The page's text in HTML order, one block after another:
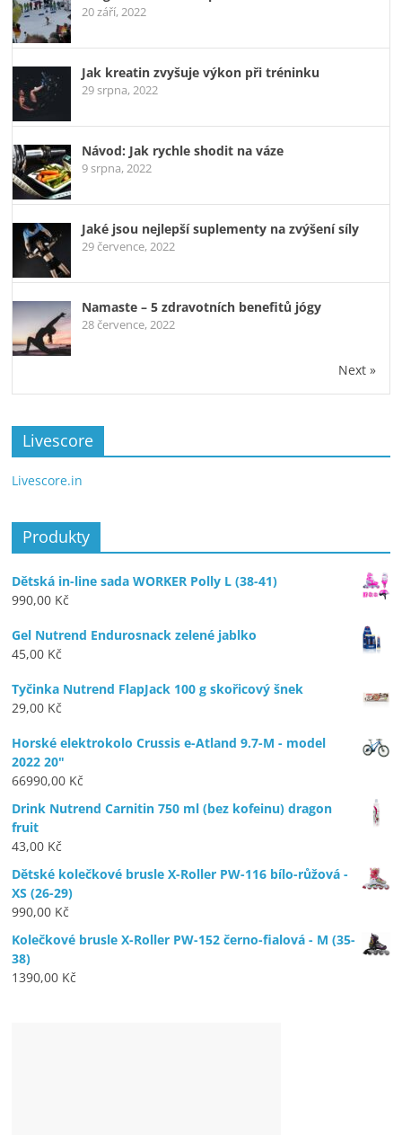
20 září, 2022
Jak kreatin zvyšuje výkon při tréninku
29 srpna, 2022
Návod: Jak rychle shodit na váze
9 srpna, 2022
Jaké jsou nejlepší suplementy na zvýšení síly
29 července, 2022
Namaste – 5 zdravotních benefitů jógy
28 července, 2022
Next »
Livescore
Livescore.in
Produkty
Dětská in-line sada WORKER Polly L (38-41)
990,00 Kč
Gel Nutrend Endurosnack zelené jablko
45,00 Kč
Tyčinka Nutrend FlapJack 100 g skořicový šnek
29,00 Kč
Horské elektrokolo Crussis e-Atland 9.7-M - model
2022 20"
66990,00 Kč
Drink Nutrend Carnitin 750 ml (bez kofeinu) dragon
fruit
43,00 Kč
Dětské kolečkové brusle X-Roller PW-116 bílo-růžová -
XS (26-29)
990,00 Kč
Kolečkové brusle X-Roller PW-152 černo-fialová - M (35-
38)
1390,00 Kč